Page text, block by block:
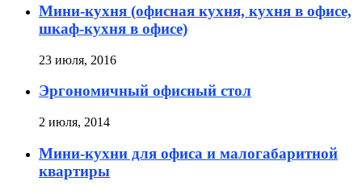
Мини-кухня (офисная кухня, кухня в офисе,
шкаф-кухня в офисе)
23 июля, 2016
Эргономичный офисный стол
2 июля, 2014
Мини-кухни для офиса и малогабаритной
квартиры